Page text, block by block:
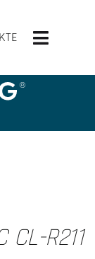
Toggle
R211